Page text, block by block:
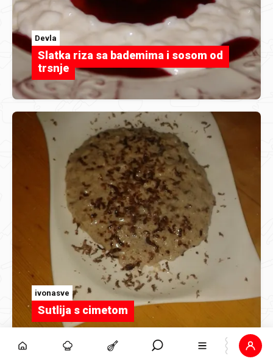
Devla
Slatka riza sa bademima i sosom od
trsnje
ivonasve
Sutlija s cimetom